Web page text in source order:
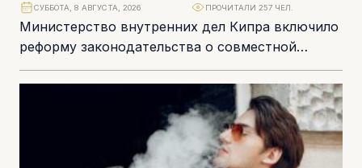
Министерство внутренних дел Кипра включило
реформу законодательства о совместной
собственности и аварийных зданиях в число
приоритетов нового парламентского созыва.
СУББОТА, 8 АВГУСТА, 2026 ПРОЧИТАЛИ 257 ЧЕЛ.